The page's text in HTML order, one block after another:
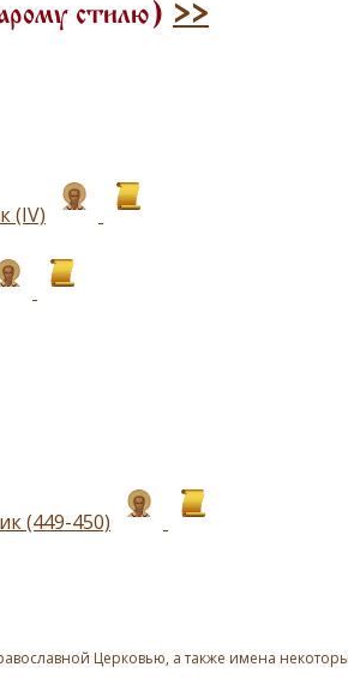
стилю) >>
(IV)
(449-450)
Церковью, а также имена